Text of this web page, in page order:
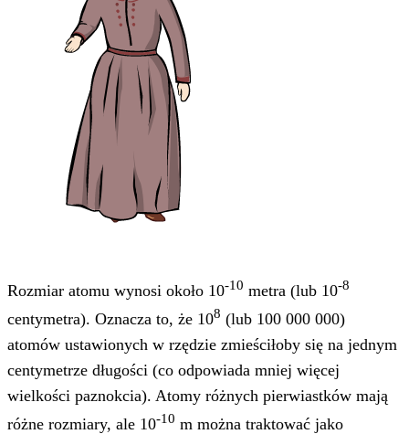
Rozmiar atomu wynosi około 10-10 metra (lub 10-8
centymetra). Oznacza to, że 108 (lub 100 000 000)
atomów ustawionych w rzędzie zmieściłoby się na jednym
centymetrze długości (co odpowiada mniej więcej
wielkości paznokcia). Atomy różnych pierwiastków mają
różne rozmiary, ale 10-10 m można traktować jako